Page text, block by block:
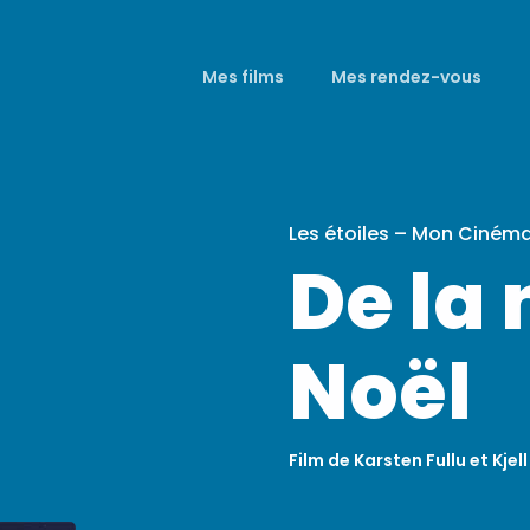
Mes films Mes rendez-vous
Les étoiles – Mon
De la
Noël
Film de Karsten Fullu et